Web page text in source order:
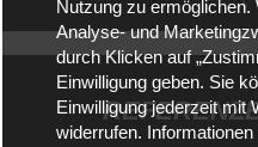
Nutzung zu
Analyse- und
durch Klicken auf
Einwilligung geben. Sie
Einwilligung jederzeit mit
widerrufen.